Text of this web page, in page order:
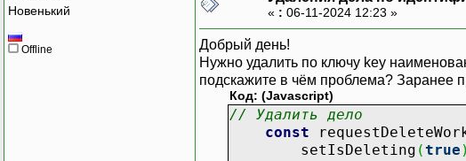
Новенький
Offline
« : 06-11-2024 12:23 »
Добрый день!
Нужно удалить по ключу key
подскажите в чём проблема? Заранее
Код: (Javascript)
// Удалить дело
const
setIsDeleting (true )